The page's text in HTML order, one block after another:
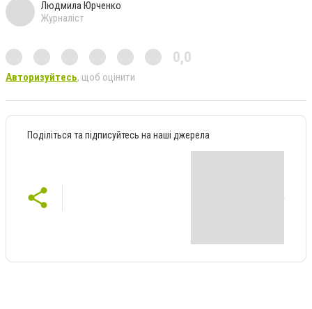
Людмила Юрченко
Журналіст
0,0
Авторизуйтесь, щоб оцінити
Поділіться та підписуйтесь на наші джерела